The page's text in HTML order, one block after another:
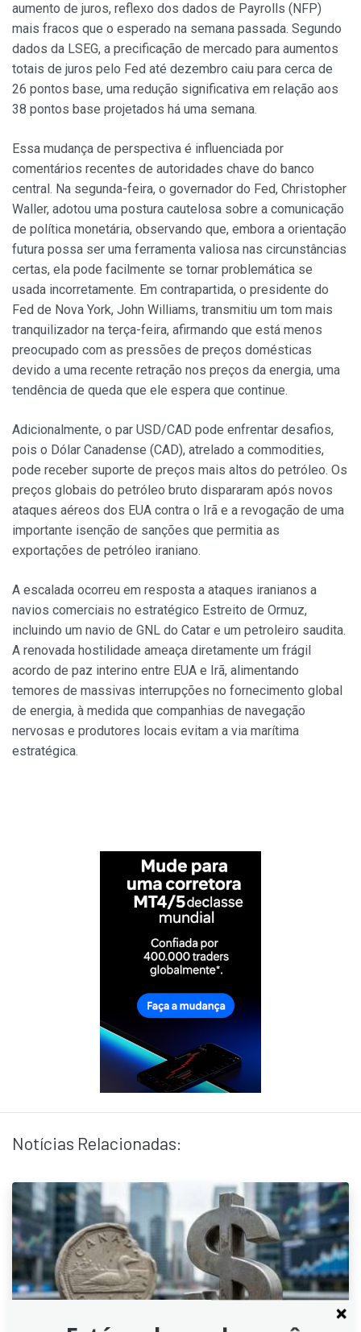
aumento de juros, reflexo dos dados de Payrolls (NFP)
mais fracos que o esperado na semana passada. Segundo
dados da LSEG, a precificação de mercado para aumentos
totais de juros pelo Fed até dezembro caiu para cerca de
26 pontos base, uma redução significativa em relação aos
38 pontos base projetados há uma semana.
Essa mudança de perspectiva é influenciada por
comentários recentes de autoridades chave do banco
central. Na segunda-feira, o governador do Fed, Christopher
Waller, adotou uma postura cautelosa sobre a comunicação
de política monetária, observando que, embora a orientação
futura possa ser uma ferramenta valiosa nas circunstâncias
certas, ela pode facilmente se tornar problemática se
usada incorretamente. Em contrapartida, o presidente do
Fed de Nova York, John Williams, transmitiu um tom mais
tranquilizador na terça-feira, afirmando que está menos
preocupado com as pressões de preços domésticas
devido a uma recente retração nos preços da energia, uma
tendência de queda que ele espera que continue.
Adicionalmente, o par USD/CAD pode enfrentar desafios,
pois o Dólar Canadense (CAD), atrelado a commodities,
pode receber suporte de preços mais altos do petróleo. Os
preços globais do petróleo bruto dispararam após novos
ataques aéreos dos EUA contra o Irã e a revogação de uma
importante isenção de sanções que permitia as
exportações de petróleo iraniano.
A escalada ocorreu em resposta a ataques iranianos a
navios comerciais no estratégico Estreito de Ormuz,
incluindo um navio de GNL do Catar e um petroleiro saudita.
A renovada hostilidade ameaça diretamente um frágil
acordo de paz interino entre EUA e Irã, alimentando
temores de massivas interrupções no fornecimento global
de energia, à medida que companhias de navegação
nervosas e produtores locais evitam a via marítima
estratégica.
Notícias Relacionadas: